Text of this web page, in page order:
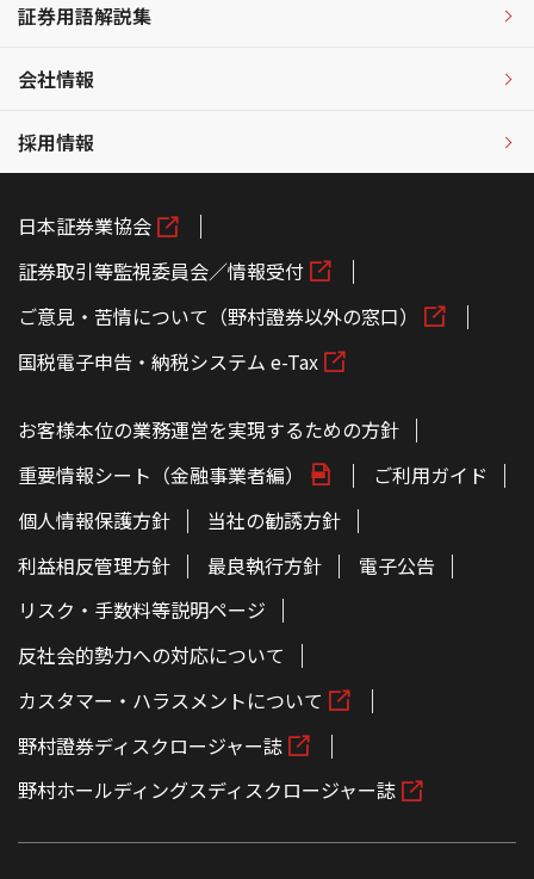
証券用語解説集
会社情報
採用情報
日本証券業協会
証券取引等監視委員会／情報受付
ご意見・苦情について（野村證券以外の窓口）
国税電子申告・納税システム e-Tax
お客様本位の業務運営を実現するための方針
重要情報シート（金融事業者編）
ご利用ガイド
個人情報保護方針
当社の勧誘方針
利益相反管理方針
最良執行方針
電子公告
リスク・手数料等説明ページ
反社会的勢力への対応について
カスタマー・ハラスメントについて
野村證券ディスクロージャー誌
野村ホールディングスディスクロージャー誌